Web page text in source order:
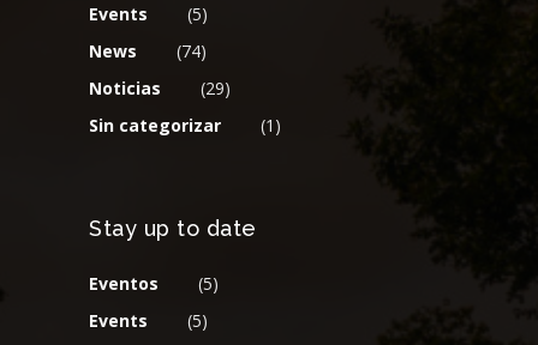
Events
(5)
News
(74)
Noticias
(29)
Sin categorizar
(1)
Stay up to date
Eventos
(5)
Events
(5)